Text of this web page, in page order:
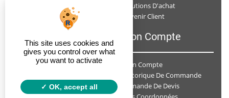
Données Personnelles
Solutions D'achat
Devenir Client
A Qui Dois-Je Envoyer Ma Demande De Devis ?
Faut-Il Prendre Rendez-Vous Avec Un Conseiller Spécialisé ?
Mon Compte
Mon Compte
Historique De Commande
Demande De Devis
This site uses cookies and
gives you control over what
you want to activate
OK, accept all